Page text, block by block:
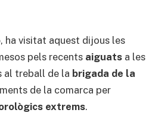
, ha visitat aquest dijous les
pels recents aiguats a les
al treball de la brigada de la
de la comarca per
extrems.